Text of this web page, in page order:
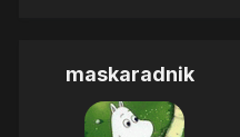
maskaradnik